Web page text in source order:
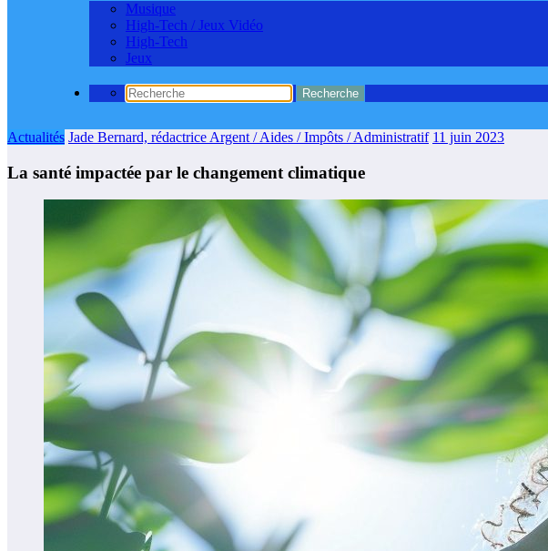
Musique
High-Tech / Jeux Vidéo
High-Tech
Jeux
Actualités Jade Bernard, rédactrice Argent / Aides / Impôts / Administratif 11 juin 2023
La santé impactée par le changement climatique